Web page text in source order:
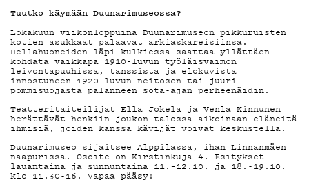
Tuutko käymään Duunarimuseossa?
Lokakuun viikonloppuina Duunarimuseon pikkuruisten
kotien asukkaat palaavat arkiaskareisiinsa.
Hellahuoneiden läpi kulkiessa saattaa yllättäen
kohdata vaikkapa 1910-luvun työläisvaimon
leivontapuuhissa, tanssista ja elokuvista
innostuneen 1920-luvun neitosen tai juuri
pommisuojasta palanneen sota-ajan perheenäidin.
Teatteritaiteilijat Ella Jokela ja Venla Kinnunen
herättävät henkiin joukon talossa aikoinaan eläneitä
ihmisiä, joiden kanssa kävijät voivat keskustella.
Duunarimuseo sijaitsee Alppilassa, ihan Linnanmäen
naapurissa. Osoite on Kirstinkuja 4. Esitykset
lauantaina ja sunnuntaina 11.–12.10. ja 18.-19.10.
klo 11.30-16. Vapaa pääsy!